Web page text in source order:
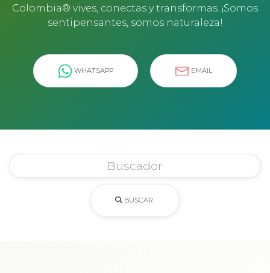
Colombia® vives, conectas y transformas. ¡Somos
sentipensantes, somos naturaleza!
WHATSAPP EMAIL
BUSCAR